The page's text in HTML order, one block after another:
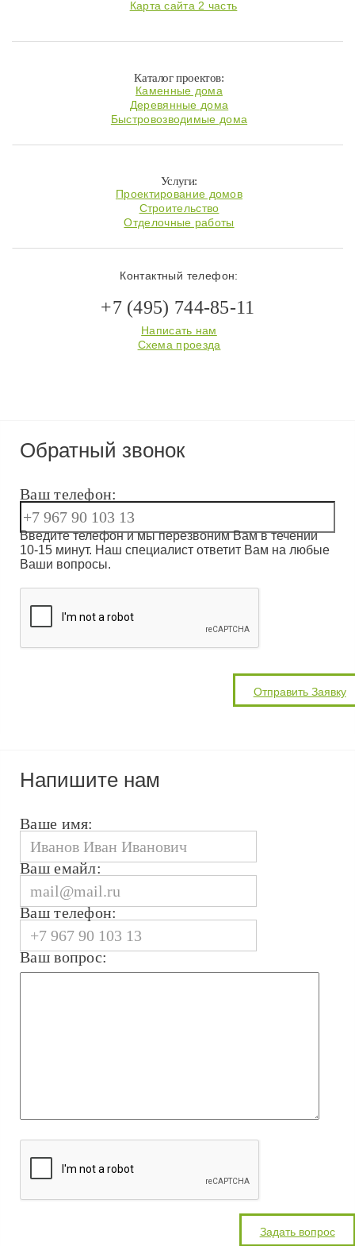
Карта сайта 2 часть
Каталог проектов:
Каменные дома
Деревянные дома
Быстровозводимые дома
Услуги:
Проектирование домов
Строительство
Отделочные работы
Контактный телефон:
+7 (495) 744-85-11
Написать нам
Схема проезда
Обратный звонок
Ваш телефон:
Введите телефон и мы перезвоним Вам в течении
10-15 минут. Наш специалист ответит Вам на любые
Ваши вопросы.
Напишите нам
Ваше имя:
Ваш емайл:
Ваш телефон:
Ваш вопрос: